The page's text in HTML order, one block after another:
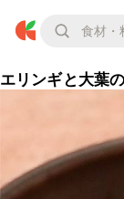
エリンギと大葉